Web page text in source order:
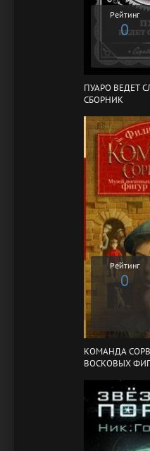
Рейтинг
0
ПУАРО ВЕДЕТ
СБОРНИК
Рейтинг
0
КОМАНДА
ВОСКОВЫХ